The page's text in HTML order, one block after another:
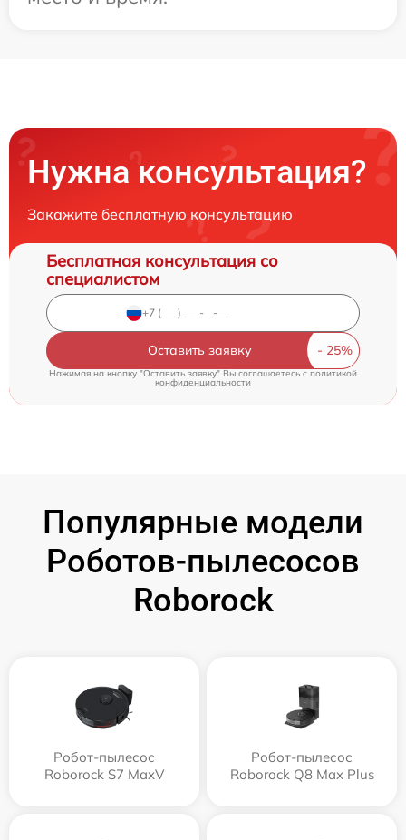
Нужна консультация?
Закажите бесплатную консультацию
Бесплатная консультация со
специалистом
Оставить заявку
Нажимая на кнопку "Оставить заявку" Вы соглашаетесь cполитикой
конфиденциальности
Популярные модели
Роботов-пылесосов
Roborock
Робот-пылесос
Roborock S7 MaxV
Робот-пылесос
Roborock Q8 Max Plus